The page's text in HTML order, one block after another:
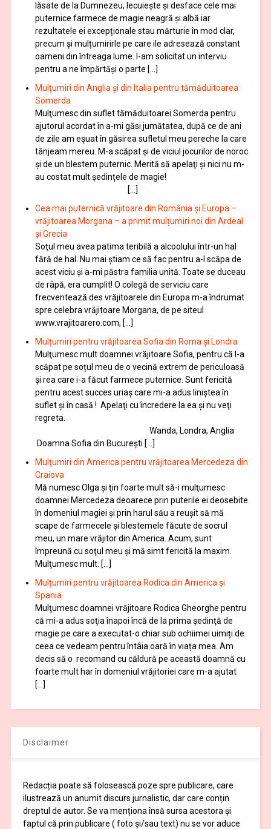
lăsate de la Dumnezeu, lecuieşte şi desface cele mai
puternice farmece de magie neagră şi albă iar
rezultatele ei excepționale stau mărturie în mod clar,
precum și mulțumirirle pe care ile adresează constant
oameni din întreaga lume. I-am solicitat un interviu
pentru a ne împărtăși o parte […]
Mulțumiri din Anglia și din Italia pentru tămăduitoarea
Somerda
Mulţumesc din suflet tămăduitoarei Somerda pentru
ajutorul acordat în a-mi găsi jumătatea, după ce de ani
de zile am eşuat în găsirea sufletul meu pereche la care
tânjeam mereu. M-a scăpat şi de viciul jocurilor de noroc
şi de un blestem puternic. Merită să apelaţi şi nici nu m-
au costat mult şedinţele de magie!
[…]
Cea mai puternică vrăjitoare din România și Europa –
vrăjitoarea Morgana – a primit mulțumiri noi din Ardeal
și Grecia
Soţul meu avea patima teribilă a alcoolului într-un hal
fără de hal. Nu mai ştiam ce să fac pentru a-l scăpa de
acest viciu şi a-mi păstra familia unită. Toate se duceau
de râpă, era cumplit! O colegă de serviciu care
frecventează des vrăjitoarele din Europa m-a îndrumat
spre celebra vrăjitoare Morgana, de pe siteul
www.vrajitoarero.com, […]
Mulțumiri pentru vrăjitoarea Sofia din Roma și Londra
Mulţumesc mult doamnei vrăjitoare Sofia, pentru că l-a
scăpat pe soțul meu de o vecină extrem de periculoasă
și rea care i-a făcut farmece puternice. Sunt fericită
pentru acest succes uriaș care mi-a adus liniștea în
suflet și în casă ! Apelaţi cu încredere la ea şi nu veţi
regreta.
Wanda, Londra, Anglia
Doamna Sofia din București […]
Mulţumiri din America pentru vrăjitoarea Mercedeza din
Craiova
Mă numesc Olga şi ţin foarte mult să-i mulţumesc
doamnei Mercedeza deoarece prin puterile ei deosebite
în domeniul magiei şi prin harul său a reuşit să mă
scape de farmecele şi blestemele făcute de socrul
meu, un mare vrăjitor din America. Acum, sunt
împreună cu soţul meu şi mă simt fericită la maxim.
Mulţumesc mult. […]
Mulțumiri pentru vrăjitoarea Rodica din America și
Spania
Mulţumesc doamnei vrăjitoare Rodica Gheorghe pentru
că mi-a adus soţia înapoi încă de la prima şedinţă de
magie pe care a executat-o chiar sub ochiimei uimiți de
ceea ce vedeam pentru întâia oară în viața mea. Am
decis să o recomand cu căldură pe această doamnă cu
foarte mult har în domeniul vrăjitoriei care m-a ajutat
[…]
Disclaimer
Redacția poate să folosească poze spre publicare, care
ilustrează un anumit discurs jurnalistic, dar care conțin
dreptul de autor. Se va menționa însă sursa acestora și
faptul că prin publicare ( foto și/sau text) nu se vor aduce